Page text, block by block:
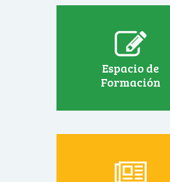
Espacio de
Formación